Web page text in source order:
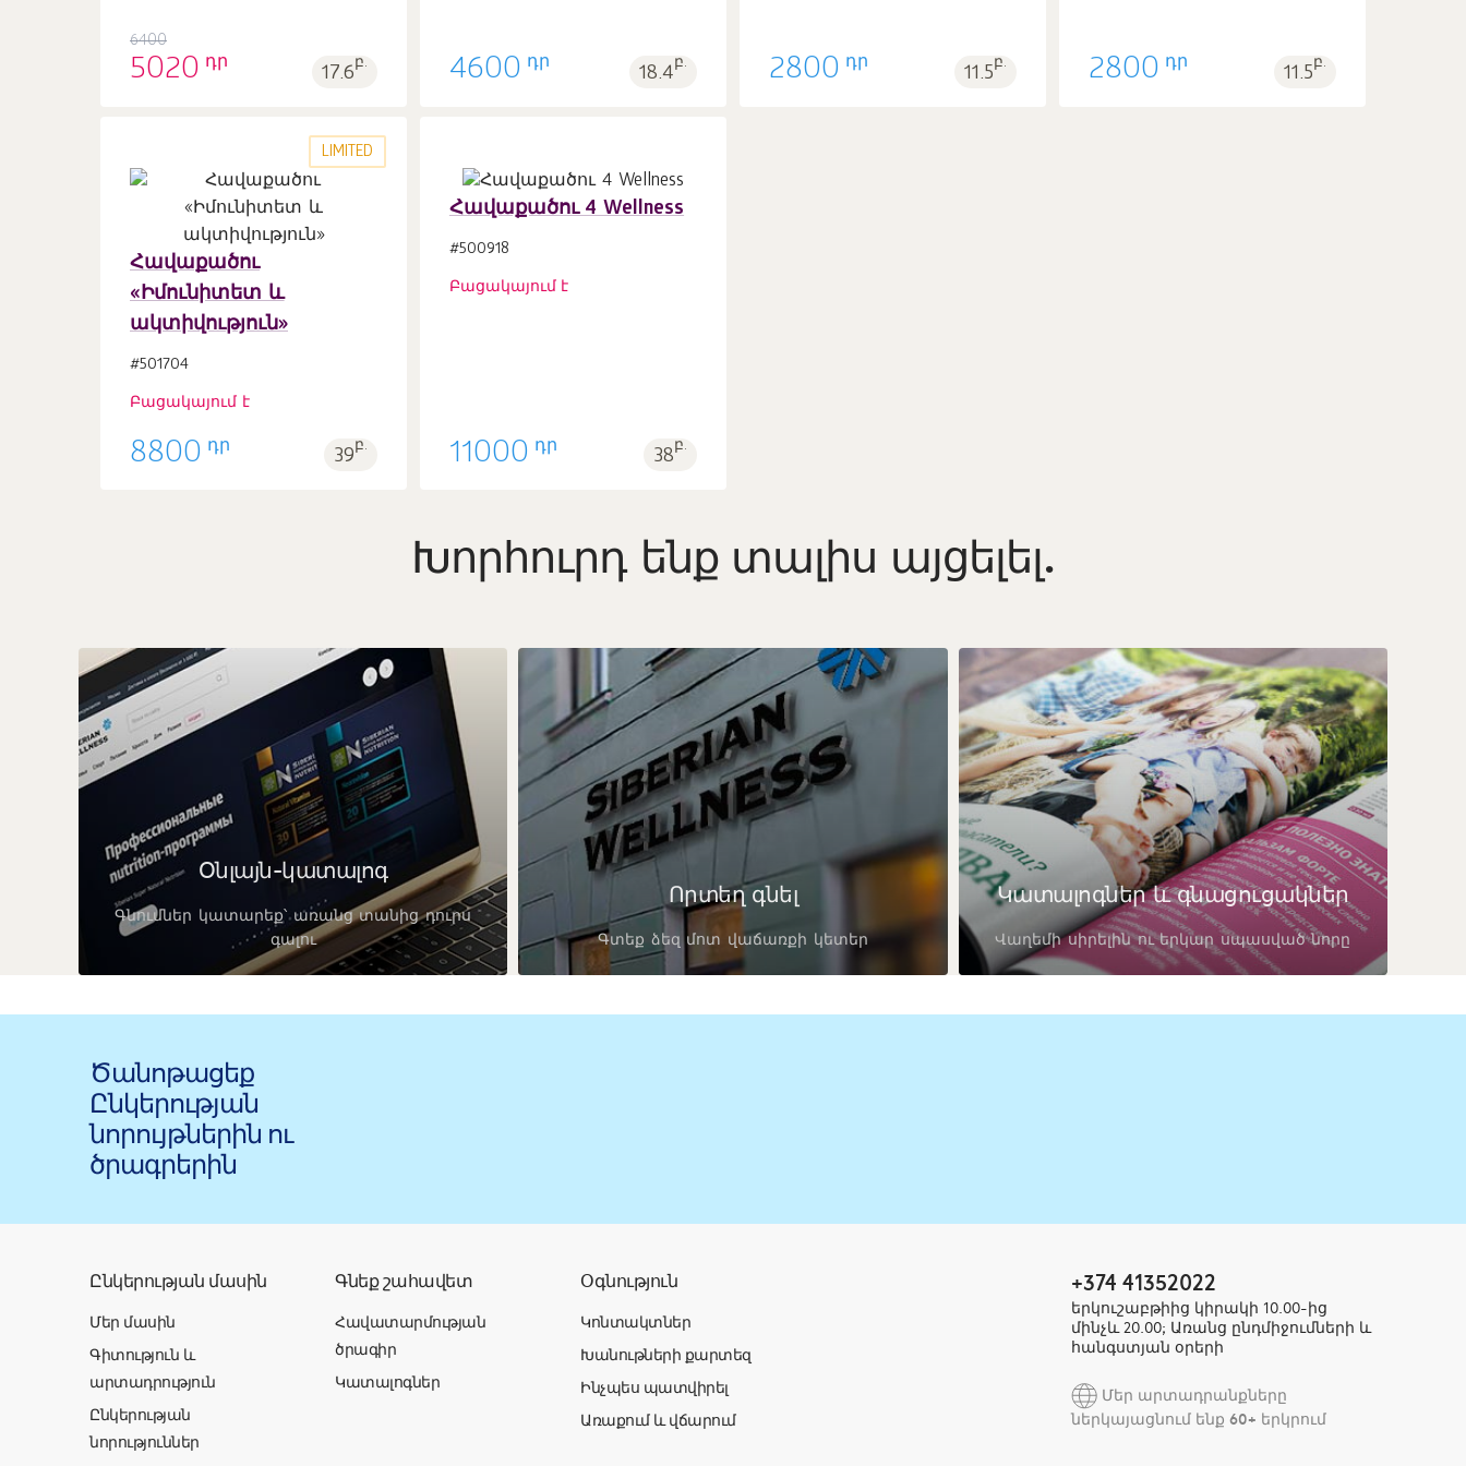
6400
5020 դր 17.6բ. 4600 դր 18.4բ. 2800 դր 11.5բ. 2800 դր 11.5բ.
LIMITED
Հավաքածու
«Իմունիտետ և
ակտիվություն»
#501704
Բացակայում է
8800 դր 39բ.
Հավաքածու 4 Wellness
#500918
Բացակայում է
11000 դր 38բ.
Խորհուրդ ենք տալիս այցելել.
Օնլայն-կատալոգ
Գնումներ կատարեք՝ առանց տանից դուրս
գալու
Որտեղ գնել
Գտեք ձեզ մոտ վաճառքի կետեր
Կատալոգներ և գնացուցակներ
Վաղեմի սիրելին ու երկար սպասված նորը
Ծանոթացեք
Ընկերության
նորույթներին ու
ծրագրերին
Ընկերության մասին
Մեր մասին
Գիտություն և
արտադրություն
Ընկերության
նորություններ
Գնեք շահավետ
Հավատարմության
ծրագիր
Կատալոգներ
Օգնություն
Կոնտակտներ
Խանութների քարտեզ
Ինչպես պատվիրել
Առաքում և վճարում
+374 41352022
երկուշաբթիից կիրակի 10.00-ից
մինչև 20.00; Առանց ընդմիջումների և
հանգստյան օրերի
Մեր արտադրանքները
ներկայացնում ենք 60+ երկրում